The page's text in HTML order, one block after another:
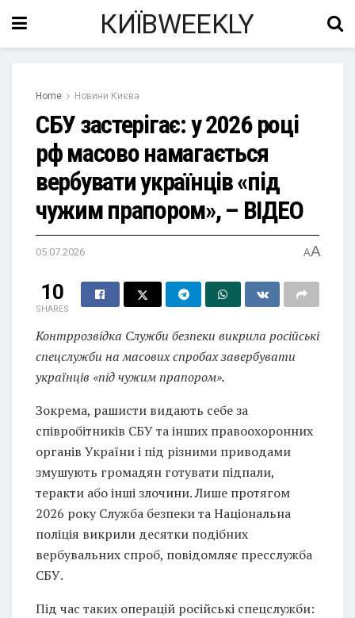
КИЇВWEEKLY
Home Новини Києва
СБУ застерігає: у 2026 році
рф масово намагається
вербувати українців «під
чужим прапором», – ВІДЕО
05.07.2026 AA
10
SHARES
Контррозвідка Служби безпеки викрила російські
спецслужби на масових спробах завербувати
українців «під чужим прапором».
Зокрема, рашисти видають себе за
співробітників СБУ та інших правоохоронних
органів України і під різними приводами
змушують громадян готувати підпали,
теракти або інші злочини. Лише протягом
2026 року Служба безпеки та Національна
поліція викрили десятки подібних
вербувальних спроб, повідомляє пресслужба
СБУ.
Під час таких операцій російські спецслужби: